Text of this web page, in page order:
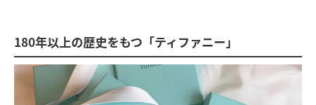
180年以上の歴史をもつ「ティファニー」